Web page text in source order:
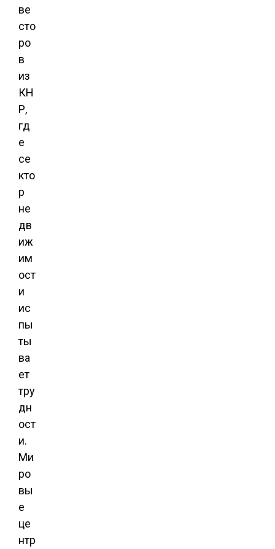
ве
сто
ро
в
из
КН
Р,
гд
е
се
кто
р
не
дв
иж
им
ост
и
ис
пы
ты
ва
ет
тру
дн
ост
и.
Ми
ро
вы
е
це
нтр